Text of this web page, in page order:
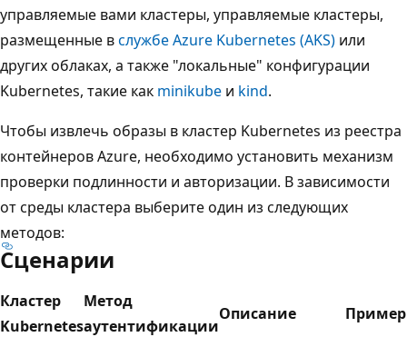
управляемые вами кластеры, управляемые кластеры,
размещенные вслужбе Azure Kubernetes (AKS) или
других облаках, а также "локальные" конфигурации
Kubernetes, такие как minikube и kind.
Чтобы извлечь образы в кластер Kubernetes из реестра
контейнеров Azure, необходимо установить механизм
проверки подлинности и авторизации. В зависимости
от среды кластера выберите один из следующих
методов:
Сценарии
Кластер
Kubernetes
Метод
аутентификации
Описание Пример